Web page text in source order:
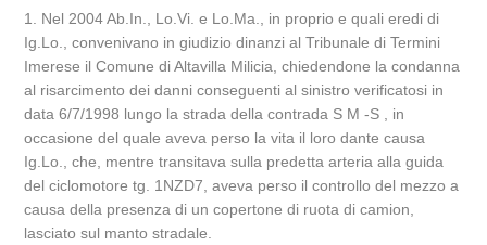
1. Nel 2004 Ab.In., Lo.Vi. e Lo.Ma., in proprio e quali eredi di
Ig.Lo., convenivano in giudizio dinanzi al Tribunale di Termini
Imerese il Comune di Altavilla Milicia, chiedendone la condanna
al risarcimento dei danni conseguenti al sinistro verificatosi in
data 6/7/1998 lungo la strada della contrada S M -S , in
occasione del quale aveva perso la vita il loro dante causa
Ig.Lo., che, mentre transitava sulla predetta arteria alla guida
del ciclomotore tg. 1NZD7, aveva perso il controllo del mezzo a
causa della presenza di un copertone di ruota di camion,
lasciato sul manto stradale.